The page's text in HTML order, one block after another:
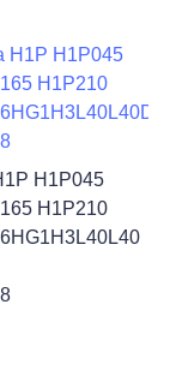
H1P045
H1P210